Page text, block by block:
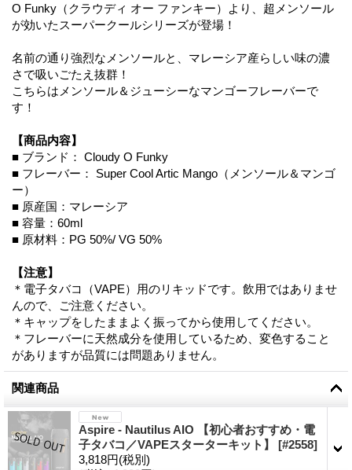
O Funky（クラウディ オー ファンキー）より、超メンソール
が効いたスーパークールシリーズが登場！
名前の通り強烈なメンソールと、マレーシア産らしい味の濃
さで吸いごたえ抜群！
こちらはメンソール＆ジューシーなマンゴーフレーバーで
す！
【商品内容】
■ ブランド： Cloudy O Funky
■ フレーバー： Super Cool Artic Mango（メンソール＆マンゴ
ー）
■ 原産国：マレーシア
■ 容量：60ml
■ 原材料：PG 50%/ VG 50%
【注意】
＊電子タバコ（VAPE）用のリキッドです。飲用ではありませ
んので、ご注意ください。
＊キャップをしたままよく振ってから使用してください。
＊フレーバーに天然成分を使用しているため、変色すること
がありますが品質には問題ありません。
関連商品
Aspire - Nautilus AIO 【初心者おすすめ・電
子タバコ／VAPEスターターキット】 [#2558]
3,818円(税別)